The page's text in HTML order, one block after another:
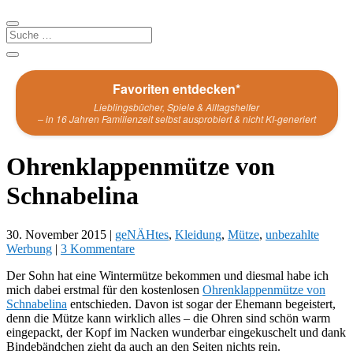
Favoriten entdecken*
Lieblingsbücher, Spiele & Alltagshelfer
– in 16 Jahren Familienzeit selbst ausprobiert & nicht KI-generiert
Ohrenklappenmütze von
Schnabelina
30. November 2015 | geNÄHtes, Kleidung, Mütze, unbezahlte
Werbung | 3 Kommentare
Der Sohn hat eine Wintermütze bekommen und diesmal habe ich
mich dabei erstmal für den kostenlosen Ohrenklappenmütze von
Schnabelina entschieden. Davon ist sogar der Ehemann begeistert,
denn die Mütze kann wirklich alles – die Ohren sind schön warm
eingepackt, der Kopf im Nacken wunderbar eingekuschelt und dank
Bindebändchen zieht da auch an den Seiten nichts rein.